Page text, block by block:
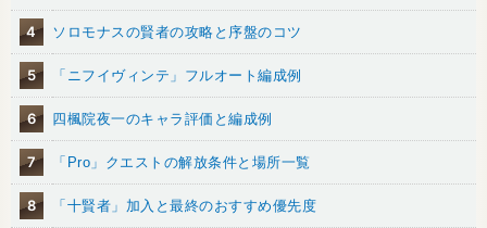
4 ソロモナスの賢者の攻略と序盤のコツ
5 「ニフイヴィンテ」フルオート編成例
6 四楓院夜一のキャラ評価と編成例
7 「Pro」クエストの解放条件と場所一覧
8 「十賢者」加入と最終のおすすめ優先度